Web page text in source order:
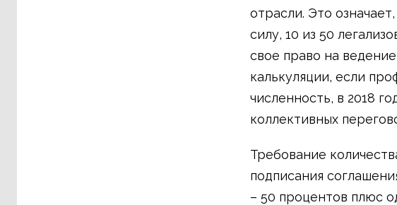
отрасли. Это
силу, 10 из 50
свое право на
калькуляции, если
численность, в 2018
коллективных
Требование
подписания
– 50 процентов плюс